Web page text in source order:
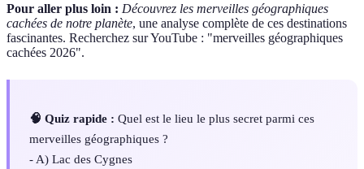
Pour aller plus loin : Découvrez les merveilles géographiques
cachées de notre planète, une analyse complète de ces destinations
fascinantes. Recherchez sur YouTube : "merveilles géographiques
cachées 2026".
🧠 Quiz rapide : Quel est le lieu le plus secret parmi ces
merveilles géographiques ?
- A) Lac des Cygnes